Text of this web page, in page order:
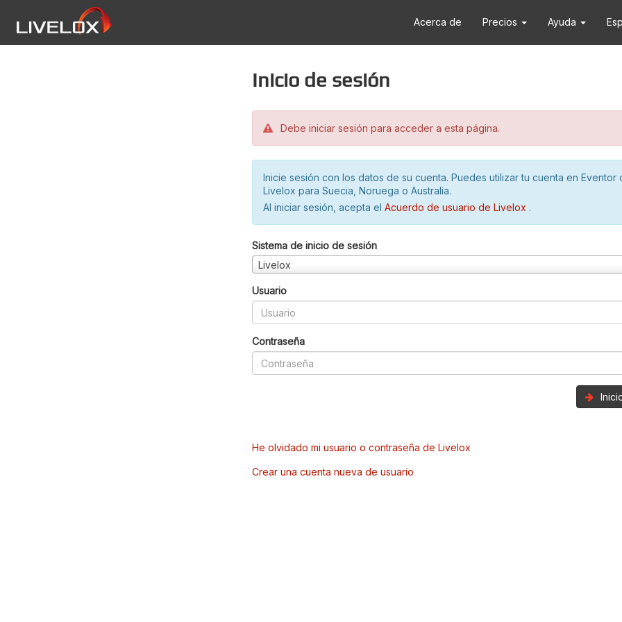
Acerca de Precios Ayuda
Inicio de sesión
Debe iniciar sesión para acceder a esta página.
Inicie sesión con los datos de su cuenta. Puedes utilizar tu cuenta en Eventor
Livelox para Suecia, Noruega o Australia.
Al iniciar sesión, acepta el Acuerdo de usuario de Livelox .
Sistema de inicio de sesión
Livelox
Usuario
Contraseña
He olvidado mi usuario o contraseña de Livelox
Crear una cuenta nueva de usuario